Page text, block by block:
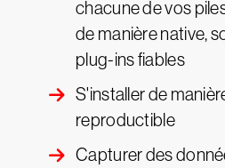
chacune de vos
de manière native,
plug-ins fiables
S'installer de
reproductible
Capturer des